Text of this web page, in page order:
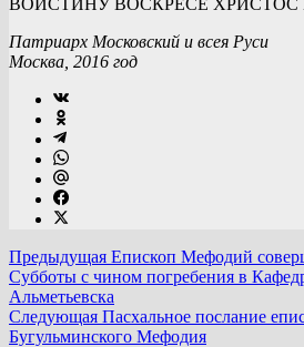
Патриарх Московский и всея Руси
Москва, 2016 год
Предыдущая Епископ Мефодий
Субботы с чином погребения в
Альметьевска
Следующая Пасхальное послание
Бугульминского Мефодия